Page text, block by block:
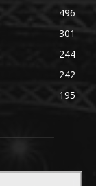
496
301
244
242
195